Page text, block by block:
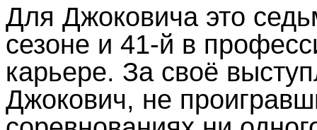
Для Джоковича это
сезоне и 41-й в
карьере. За своё
Джокович, не